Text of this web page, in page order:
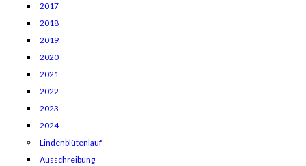
2017
2018
2019
2020
2021
2022
2023
2024
Lindenblütenlauf
Ausschreibung